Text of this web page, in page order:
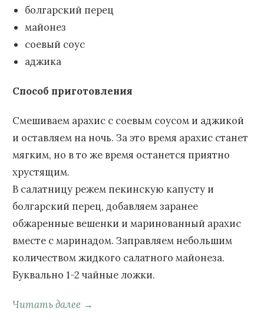
болгарский перец
майонез
соевый соус
аджика
Способ приготовления
Смешиваем арахис с соевым соусом и аджикой
и оставляем на ночь. За это время арахис станет
мягким, но в то же время останется приятно
хрустящим.
В салатницу режем пекинскую капусту и
болгарский перец, добавляем заранее
обжаренные вешенки и маринованный арахис
вместе с маринадом. Заправляем небольшим
количеством жидкого салатного майонеза.
Буквально 1-2 чайные ложки.
Читать далее →